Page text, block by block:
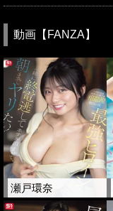
動画【FANZA】
瀬戸環奈